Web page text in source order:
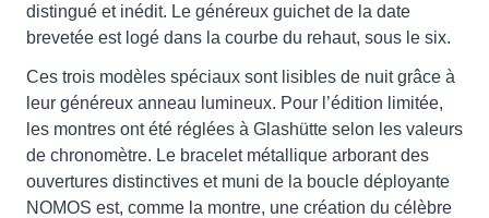
distingué et inédit. Le généreux guichet de la date
brevetée est logé dans la courbe du rehaut, sous le six.
Ces trois modèles spéciaux sont lisibles de nuit grâce à
leur généreux anneau lumineux. Pour l’édition limitée,
les montres ont été réglées à Glashütte selon les valeurs
de chronomètre. Le bracelet métallique arborant des
ouvertures distinctives et muni de la boucle déployante
NOMOS est, comme la montre, une création du célèbre